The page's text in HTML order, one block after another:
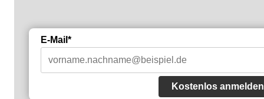
E-Mail*
Kostenlos anmelden